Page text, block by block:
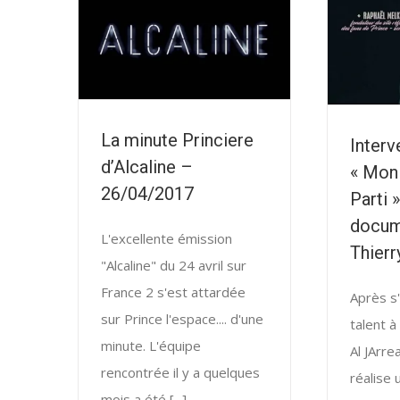
La minute Princiere
d’Alcaline –
26/04/2017
L'excellente émission
"Alcaline" du 24 avril sur
France 2 s'est attardée
sur Prince l'espace.... d'une
minute. L'équipe
rencontrée il y a quelques
«
Parti
Après
talent à
Al
réalise